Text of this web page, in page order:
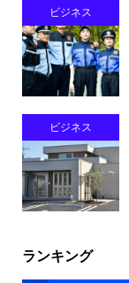
ビジネス
ビジネス
ランキング